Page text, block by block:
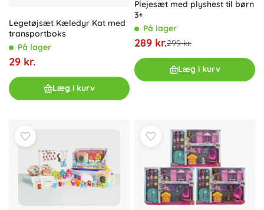
Legetøjsæt Kæledyr Kat med
transportboks
På lager
29 kr.
Læg i kurv
Plejesæt med plyshest til børn
3+
På lager
289 kr.299 kr.
Læg i kurv